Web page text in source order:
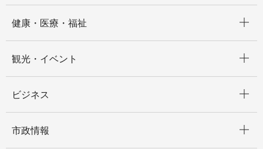
健康・医療・福祉
観光・イベント
ビジネス
市政情報